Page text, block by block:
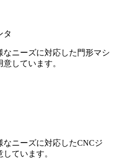
タ
なニーズに対応した門形マシ
しています。
なニーズに対応したCNCジ
ています。